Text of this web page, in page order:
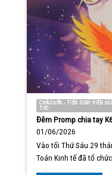
CHÀO ĐÓN - TIỄN SINH VIÊN
TỨC
Đêm Promp chia tay
01/06/2026
Vào tối Thứ Sáu 29
Toán Kinh tế đã tổ chức